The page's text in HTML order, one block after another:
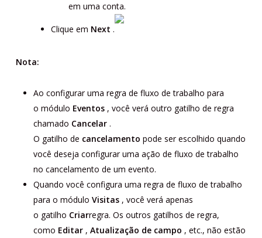
em uma conta.
Clique em Next .
Nota:
Ao configurar uma regra de fluxo de trabalho para
o módulo Eventos, você verá outro gatilho de regra
chamado Cancelar.
O gatilho de cancelamento pode ser escolhido quando
você deseja configurar uma ação de fluxo de trabalho
no cancelamento de um evento.
Quando você configura uma regra de fluxo de trabalho
para o módulo Visitas, você verá apenas
o gatilho Criarregra. Os outros gatilhos de regra,
como Editar, Atualização de campo , etc., não estão